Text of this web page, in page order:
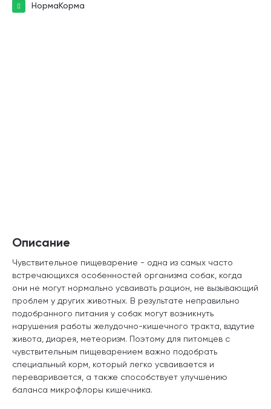
НормаКорма
Описание
Чувствительное пищеварение - одна из самых часто
встречающихся особенностей организма собак, когда
они не могут нормально усваивать рацион, не вызывающий
проблем у других животных. В результате неправильно
подобранного питания у собак могут возникнуть
нарушения работы желудочно-кишечного тракта, вздутие
живота, диарея, метеоризм. Поэтому для питомцев с
чувствительным пищеварением важно подобрать
специальный корм, который легко усваивается и
переваривается, а также способствует улучшению
баланса микрофлоры кишечника.